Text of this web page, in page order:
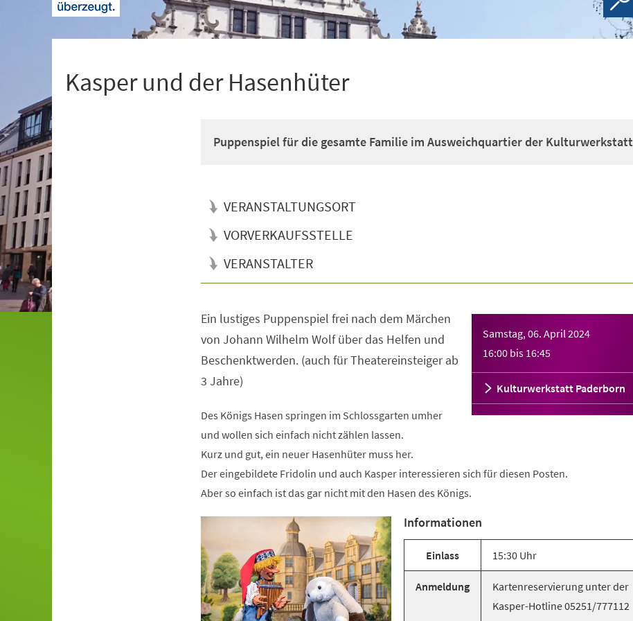
Kasper und der Hasenhüter
Puppenspiel für die gesamte Familie im Ausweichquartier der Kulturwerkstatt
VERANSTALTUNGSORT
VORVERKAUFSSTELLE
VERANSTALTER
Samstag, 06. April 2024
16:00 bis 16:45
Kulturwerkstatt Paderborn
Ein lustiges Puppenspiel frei nach dem Märchen
von Johann Wilhelm Wolf über das Helfen und
Beschenktwerden. (auch für Theatereinsteiger ab
3 Jahre)
Des Königs Hasen springen im Schlossgarten umher
und wollen sich einfach nicht zählen lassen.
Kurz und gut, ein neuer Hasenhüter muss her.
Der eingebildete Fridolin und auch Kasper interessieren sich für diesen Posten.
Aber so einfach ist das gar nicht mit den Hasen des Königs.
Informationen
Einlass 15:30 Uhr
Anmeldung
Kartenreservierung unter der
Kasper-Hotline 05251/777112